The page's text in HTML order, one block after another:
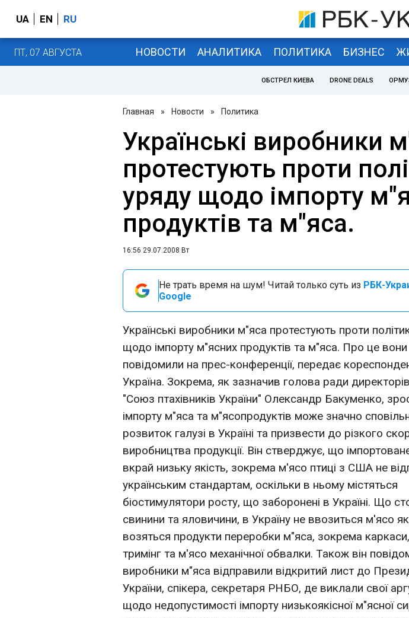
UA EN RU
ПТ, 07 АВГУСТА НОВОСТИ АНАЛИТИКА ПОЛИТИКА БИЗНЕС
ОБСТРЕЛ КИЕВА DRONE DEALS
Главная » Новости » Политика
Українські виробники
протестують проти
уряду щодо імпорту
продуктів та м"яса.
16:56 29.07.2008 Вт
Не трать время на шум! Читай только суть из РБК-
Google
Українські виробники м"яса протестують проти
щодо імпорту м"ясних продуктів та м"яса. Про це вони
повідомили на прес-конференції, передає
Україна. Зокрема, як зазначив голова ради директорів
"Союз птахівників України" Олександр Бакуменко,
імпорту м"яса та м"ясопродуктів може значно
розвиток галузі в Україні та призвести до різкого
виробництва продукції. Він стверджує, що
вкрай низьку якість, зокрема м'ясо птиці з США не
українським стандартам, оскільки в ньому містяться
біостимулятори росту, що заборонені в Україні. Що
свинини та яловичини, в Україну не ввозиться м'ясо
возяться продукти переробки м"яса, зокрема
тримінг та м'ясо механічної обвалки. Також він
виробники м"яса відправили відкритий лист до
України, спікера, секретаря РНБО, де виклали свої
щодо недопустимості імпорту низькоякісної м"ясної